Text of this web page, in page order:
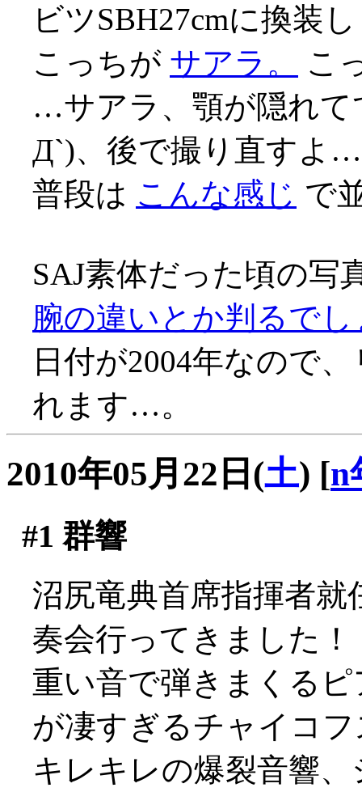
ビツSBH27cmに換装
こっちが サアラ。
こ
…サアラ、顎が隠れて
Д`)、後で撮り直すよ
普段は こんな感じ で
SAJ素体だった頃の写
腕の違いとか判るで
日付が2004年なので
れます…。
2010年05月22日(土) [n
#1 群響
沼尻竜典首席指揮者就
奏会行ってきました！
重い音で弾きまくる
が凄すぎるチャイコ
キレキレの爆裂音響